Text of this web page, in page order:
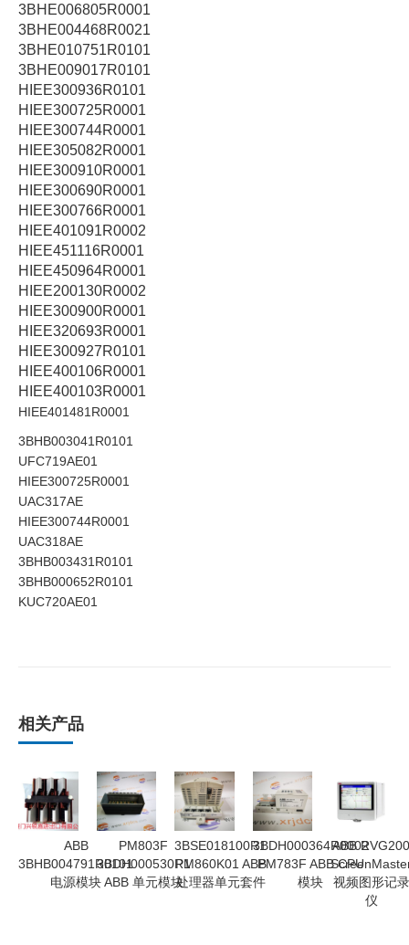
3BHE006805R0001
3BHE004468R0021
3BHE010751R0101
3BHE009017R0101
HIEE300936R0101
HIEE300725R0001
HIEE300744R0001
HIEE305082R0001
HIEE300910R0001
HIEE300690R0001
HIEE300766R0001
HIEE401091R0002
HIEE451116R0001
HIEE450964R0001
HIEE200130R0002
HIEE300900R0001
HIEE320693R0001
HIEE300927R0101
HIEE400106R0001
HIEE400103R0001
HIEE401481R0001
3BHB003041R0101
UFC719AE01
HIEE300725R0001
UAC317AE
HIEE300744R0001
UAC318AE
3BHB003431R0101
3BHB000652R0101
KUC720AE01
相关产品
ABB
3BHB004791R0101
电源模块
PM803F
3BDH000530R1
ABB 单元模块
3BSE018100R1
PM860K01 ABB
处理器单元套件
3BDH000364R0002
PM783F ABB CPU
模块
ABB
视频图形记录
仪